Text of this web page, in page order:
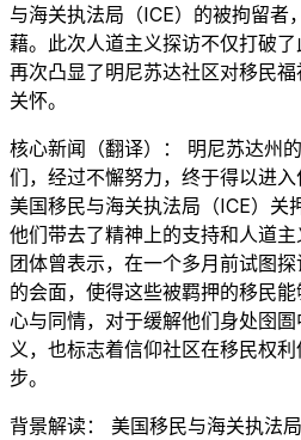
与海关执法局（ICE）的被拘留者
藉。此次人道主义探访不仅打破
再次凸显了明尼苏达社区对移民
关怀。
核心新闻（翻译）： 明尼苏达州
们，经过不懈努力，终于得以进
美国移民与海关执法局（ICE）关
他们带去了精神上的支持和人道
团体曾表示，在一个多月前试图
的会面，使得这些被羁押的移民
心与同情，对于缓解他们身处囹
义，也标志着信仰社区在移民权
步。
背景解读： 美国移民与海关执法